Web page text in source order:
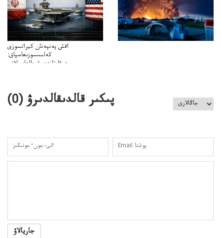
اقش پەنپەنان كيرانسوزى
كەلىسسوزىعاسپاق:
دوقايتازدەسۋىجالعاسپاقتى
پىكىر قالدىقالدىرۋ (0
)
جاريالاۋ